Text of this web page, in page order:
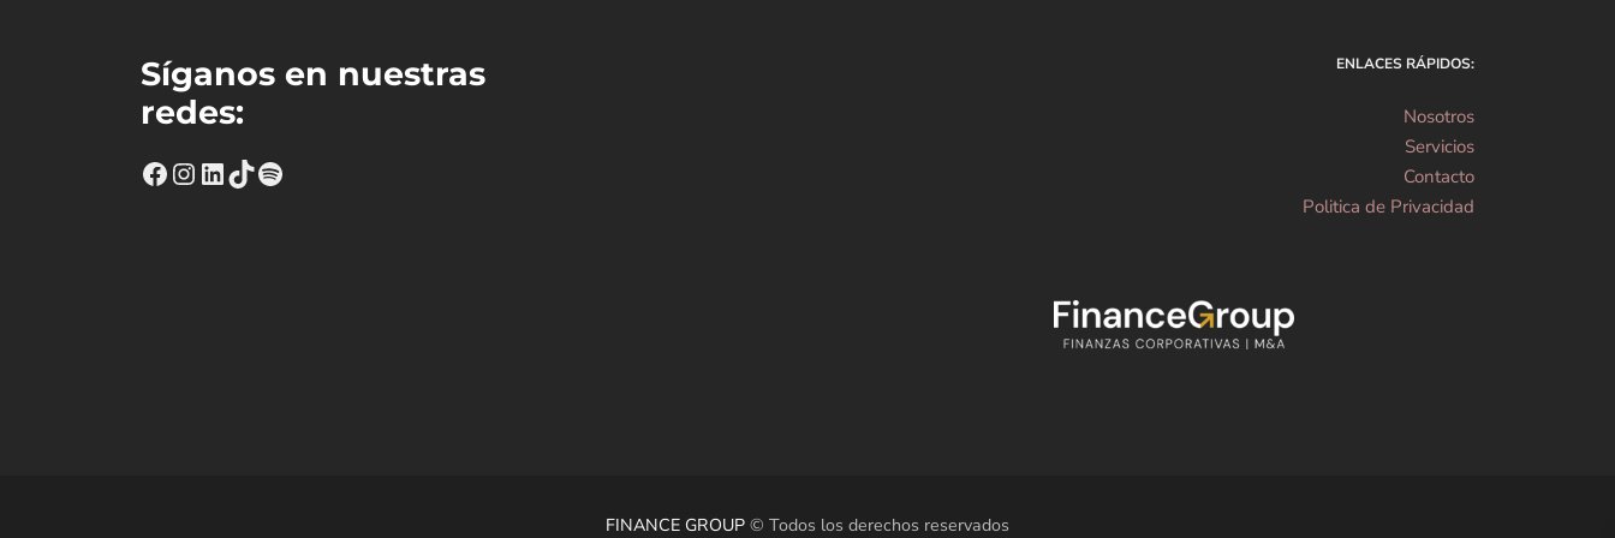
Síganos en nuestras
redes:
https://www.facebook.com/financegroupcol
Instagram
https://www.linkedin.com/company/financegroupcol/
TikTokSpotify
ENLACES RÁPIDOS:
Nosotros
Servicios
Contacto
Politica de Privacidad
FINANCE GROUP © Todos los derechos reservados